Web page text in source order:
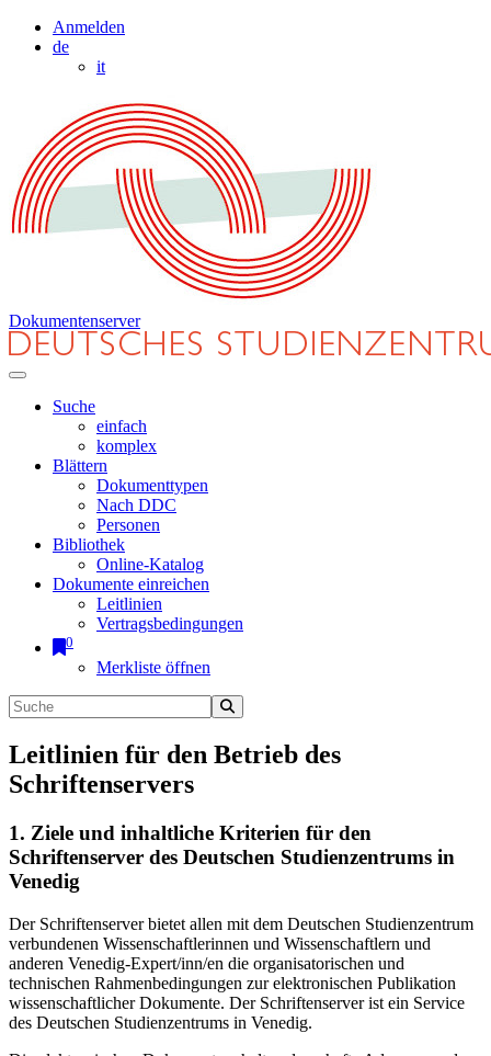
Anmelden
de
it
Dokumentenserver
Suche
einfach
komplex
Blättern
Dokumenttypen
Nach DDC
Personen
Bibliothek
Online-Katalog
Dokumente einreichen
Leitlinien
Vertragsbedingungen
0
Merkliste öffnen
Leitlinien für den Betrieb des
Schriftenservers
1. Ziele und inhaltliche Kriterien für den
Schriftenserver des Deutschen Studienzentrums in
Venedig
Der Schriftenserver bietet allen mit dem Deutschen Studienzentrum
verbundenen Wissenschaftlerinnen und Wissenschaftlern und
anderen Venedig-Expert/inn/en die organisatorischen und
technischen Rahmenbedingungen zur elektronischen Publikation
wissenschaftlicher Dokumente. Der Schriftenserver ist ein Service
des Deutschen Studienzentrums in Venedig.